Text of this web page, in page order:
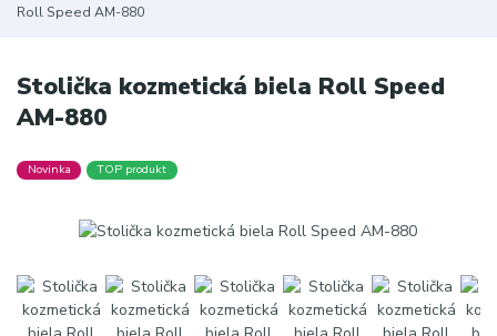
Roll Speed AM-880
Stolička kozmetická biela Roll Speed
AM-880
Novinka TOP produkt